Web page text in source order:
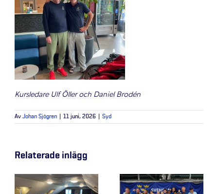
Kursledare Ulf Öller och Daniel Brodén
Av Johan Sjögren 11 juni, 2026 Syd
Relaterade inlägg